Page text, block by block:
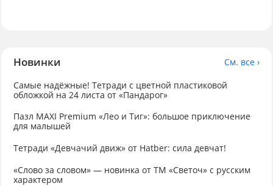
Новинки
См. все ›
Самые надёжные! Тетради с цветной пластиковой
обложкой на 24 листа от «Пандарог»
Пазл MAXI Premium «Лео и Тиг»: большое приключение
для малышей
Тетради «Девчачий движ» от Hatber: сила девчат!
«Слово за словом» — новинка от ТМ «Светоч» с русским
характером